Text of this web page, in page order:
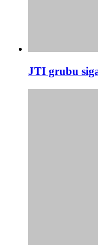
JTI grubu